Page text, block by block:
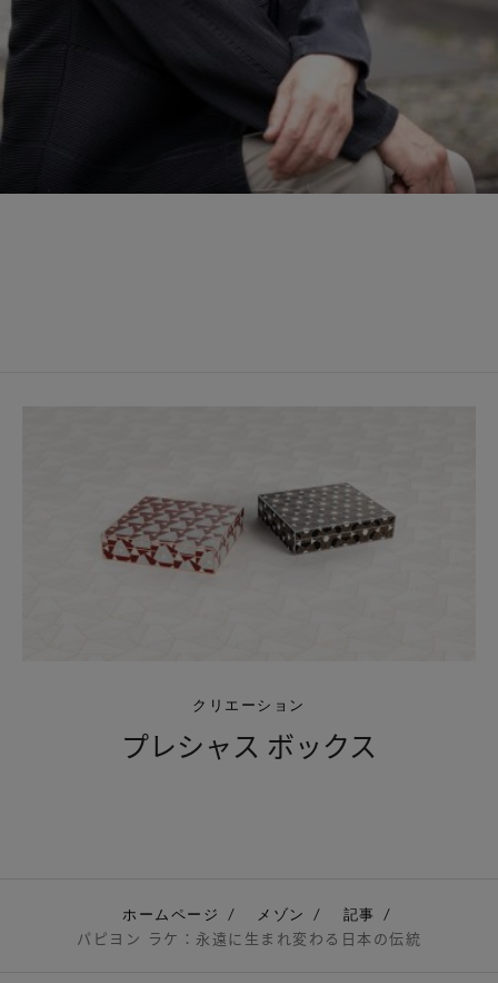
クリエーション
プレシャス ボックス
ホームページ メゾン
記事
パピヨン ラケ：永遠に生まれ変わる日本の伝統